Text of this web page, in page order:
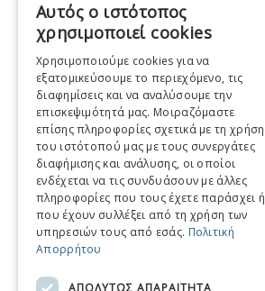
GREEK
FRENCH
ITALIAN
GERMAN
SPANISH
CHINESE (SIMPLIFIED)
CHINESE
Αυτός ο ιστότοπος
χρησιμοποιεί cookies
Χρησιμοποιούμε cookies για να
εξατομικεύσουμε το περιεχόμενο, τις
διαφημίσεις και να αναλύσουμε την
επισκεψιμότητά μας. Μοιραζόμαστε
επίσης πληροφορίες σχετικά με τη χρήση
του ιστότοπού μας με τους συνεργάτες
διαφήμισης και ανάλυσης, οι οποίοι
ενδέχεται να τις συνδυάσουν με άλλες
πληροφορίες που τους έχετε παράσχει ή
που έχουν συλλέξει από τη χρήση των
υπηρεσιών τους από εσάς. Πολιτική
Απορρήτου
ΑΠΟΛΥΤΩΣ ΑΠΑΡΑΙΤΗΤΑ